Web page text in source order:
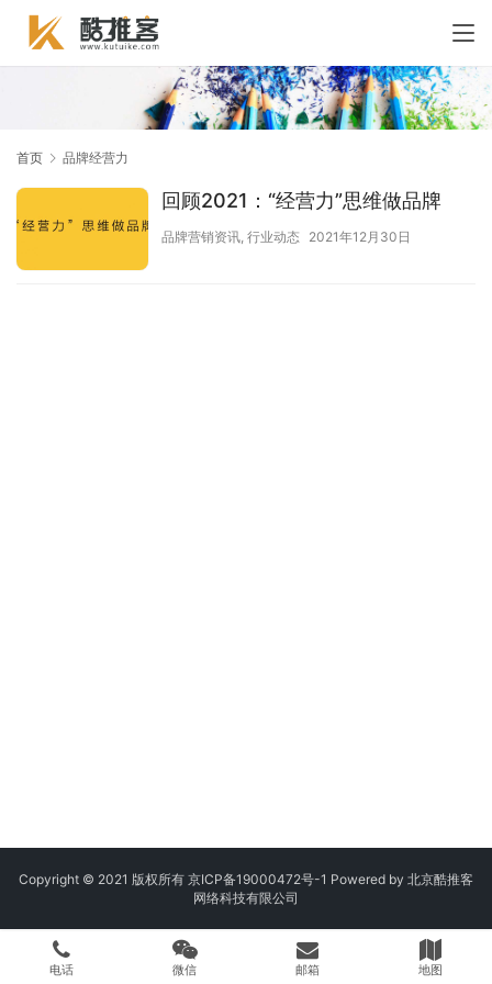
首页 品牌经营力
回顾2021：“经营力”思维做品牌
品牌营销资讯 行业动态 2021年12月30日
Copyright © 2021 版权所有 京ICP备19000472号-1 Powered by 北京酷推客
网络科技有限公司
电话 微信 邮箱 地图